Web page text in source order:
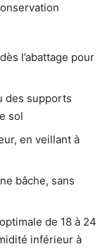
l’abattage pour
des supports
sol
en veillant à
bâche, sans
de 18 à 24
inférieur à